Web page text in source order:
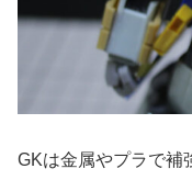
GKは金属やプラで補